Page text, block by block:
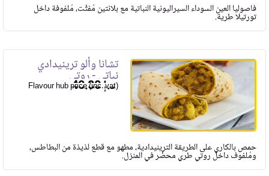
فاصوليا العين السوداء السيراليونية النباتية مع بلانتين مُفتَّت، مُلفوفة داخل
تورتيلا طرية.
تشانا وألو ترينيدادي
نباتي - روتي
40.00
Flavour hub price (inc. vat)
حمص بالكاري على الطريقة الترينيدادية، مطهو مع قطع لذيذة من البطاطس،
ومُلفوف داخل روتي طري محضَّر في المنزل.